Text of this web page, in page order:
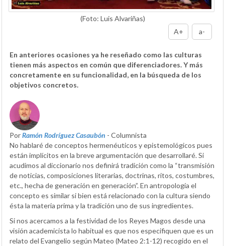
(Foto: Luis Alvariñas)
A+
a-
En anteriores ocasiones ya he reseñado como las culturas
tienen más aspectos en común que diferenciadores. Y más
concretamente en su funcionalidad, en la búsqueda de los
objetivos concretos.
PorRamón Rodríguez Casaubón - Columnista
No hablaré de conceptos hermenéuticos y epistemológicos pues
están implícitos en la breve argumentación que desarrollaré. Si
acudimos al diccionario nos definirá tradición como la “transmisión
de noticias, composiciones literarias, doctrinas, ritos, costumbres,
etc., hecha de generación en generación”. En antropología el
concepto es similar si bien está relacionado con la cultura siendo
ésta la materia prima y la tradición uno de sus ingredientes.
Si nos acercamos a la festividad de los Reyes Magos desde una
visión academicista lo habitual es que nos especifiquen que es un
relato del Evangelio según Mateo (Mateo 2:1-12) recogido en el